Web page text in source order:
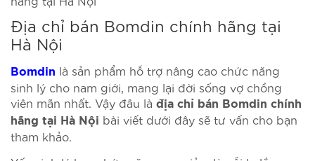
Địa chỉ bán Bomdin chính hãng tại
Hà Nội
Bomdin là sản phẩm hỗ trợ nâng cao chức năng
sinh lý cho nam giới, mang lại đời sống vợ chồng
viên mãn nhất. Vậy đâu là địa chỉ bán Bomdin chính
hãng tại Hà Nội bài viết dưới đây sẽ tư vấn cho bạn
tham khảo.